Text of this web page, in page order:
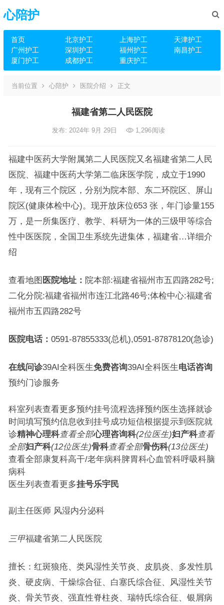
心陪护
首页 北京护工 上海护工
天津护工
广州护工
深圳护工 福州护工
南昌护工
厦门护工
成都护工 重庆护工
当前位置 心陪护 医院介绍 正文
福建省第二人民医院
发布: 2024年 9月 29日 1,296阅读
福建中医药大学附属第二人民医院又名福建省第二人民
医院、福建中医药大学第二临床医学院，成立于1990
年，现有三个院区，分别为院本部、东二环院区、屏山
院区(健康体检中心)。现开放床位653 张，年门诊量155
万，是一所集医疗、教学、科研为一体的三级甲等综合
性中医医院，全国卫生系统先进集体，福建省…详细介
绍
查看地图 医院地址： 院本部:福建省福州市五四路282号;
二化分院:福建省福州市连江北路46号;体检中心:福建省
福州市五四路282号
医院电话： 0591-87855333(总机),0591-87878120(急诊)
在线问诊39AI全科医生免费咨询39AI全科医生电话咨询
预约门诊服务
科室列表查看更多预约挂号流程选择预约医生选择就诊
时间填写预约信息收到挂号成功短信根据提示到医院就
诊精神心理科查看全部心理咨询科(2位医生)妇产科查看
全部妇产科(12位医生)骨科查看全部骨伤科(13位医生)
查看全部康复科高干/老年病科脾胃科心血管科呼吸科脑
病科
医生列表查看更多挂号乐宇民
副主任医师 风湿内分泌科
三甲福建省第二人民医院
擅长：红斑狼疮、类风湿性关节炎、皮肌炎、多发性肌
炎、硬皮病、干燥综合征、白塞氏综合征、风湿性关节
炎、骨关节炎、强直性脊柱炎、瑞特氏综合征、银屑病